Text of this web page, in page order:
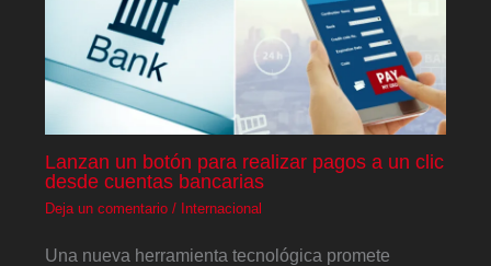
Lanzan un botón para realizar pagos a un clic
desde cuentas bancarias
Deja un comentario / Internacional
Una nueva herramienta tecnológica promete